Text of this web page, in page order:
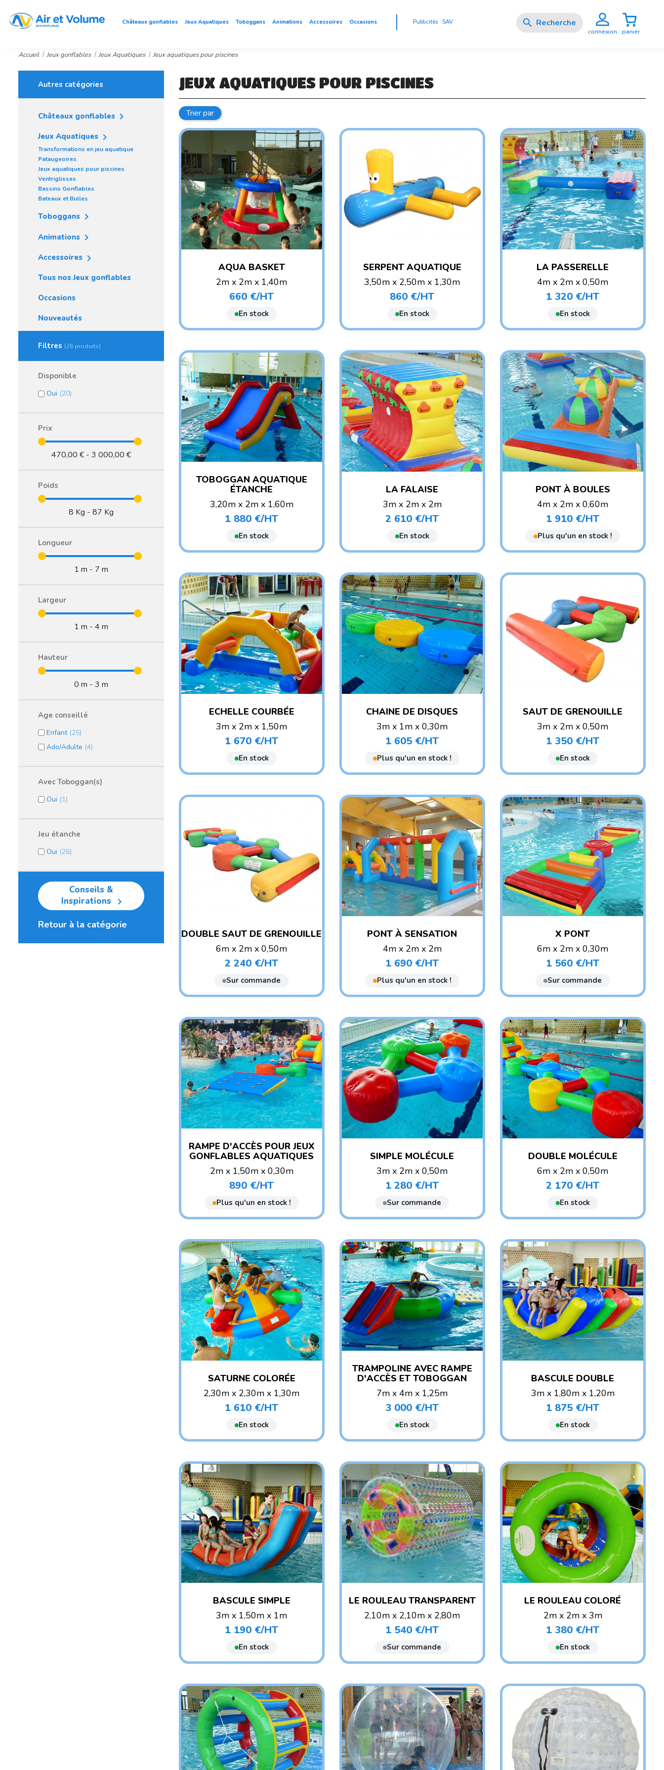
Châteaux gonflables Jeux Aquatiques Toboggans Animations Accessoires Occasions Publicités SAV 
connexion panier
Accueil Jeux gonflables Jeux Aquatiques Jeux aquatiques pour piscines
Autres catégories
Châteaux gonflables 
Jeux Aquatiques 
Transformations en jeu aquatique
Pataugeoires
Jeux aquatiques pour piscines
Ventriglisses
Bassins Gonflables
Bateaux et Bulles
Toboggans 
Animations 
Accessoires 
Tous nos Jeux gonflables
Occasions
Nouveautés
Filtres (26 produits)
Disponible
Oui (20)
Prix
470,00 € - 3 000,00 €
Poids
8 Kg - 87 Kg
Longueur
1 m - 7 m
Largeur
1 m - 4 m
Hauteur
0 m - 3 m
Age conseillé
Enfant (25)
Ado/Adulte (4)
Avec Toboggan(s)
Oui (1)
Jeu étanche
Oui (26)
Conseils &
Inspirations

Retour à la catégorie
JEUX AQUATIQUES POUR PISCINES
Trier par
AQUA BASKET
2m x 2m x 1,40m
POIDS : 20 KG
AGE CONSEILLÉ : ADO/ADULTE
AGE CONSEILLÉ : ENFANT
Prix
660 €/HT
En stock
SERPENT AQUATIQUE
3,50m x 2,50m x 1,30m
POIDS : 20 KG
AGE CONSEILLÉ : ENFANT
Prix
860 €/HT
En stock
LA PASSERELLE
4m x 2m x 0,50m
POIDS : 25 KG
AGE CONSEILLÉ : ENFANT
Prix
1 320 €/HT
En stock
TOBOGGAN AQUATIQUE
ÉTANCHE
3,20m x 2m x 1,60m
POIDS : 53 KG
AGE CONSEILLÉ : ENFANT
Prix
1 880 €/HT
En stock
LA FALAISE
3m x 2m x 2m
POIDS : 65 KG
AGE CONSEILLÉ : ENFANT
Prix
2 610 €/HT
En stock
PONT À BOULES
4m x 2m x 0,60m
POIDS : 35 KG
AGE CONSEILLÉ : ENFANT
Prix
1 910 €/HT
Plus qu'un en stock !
ECHELLE COURBÉE
3m x 2m x 1,50m
POIDS : 33 KG
AGE CONSEILLÉ : ENFANT
Prix
1 670 €/HT
En stock
CHAINE DE DISQUES
3m x 1m x 0,30m
POIDS : 25 KG
AGE CONSEILLÉ : ENFANT
Prix
1 605 €/HT
Plus qu'un en stock !
SAUT DE GRENOUILLE
3m x 2m x 0,50m
POIDS : 20 KG
AGE CONSEILLÉ : ENFANT
Prix
1 350 €/HT
En stock
DOUBLE SAUT DE GRENOUILLE
6m x 2m x 0,50m
POIDS : 35 KG
AGE CONSEILLÉ : ENFANT
Prix
2 240 €/HT
Sur commande
PONT À SENSATION
4m x 2m x 2m
POIDS : 35 KG
AGE CONSEILLÉ : ENFANT
Prix
1 690 €/HT
Plus qu'un en stock !
X PONT
6m x 2m x 0,30m
POIDS : 30 KG
AGE CONSEILLÉ : ENFANT
Prix
1 560 €/HT
Sur commande
RAMPE D'ACCÈS POUR JEUX
GONFLABLES AQUATIQUES
2m x 1,50m x 0,30m
POIDS : 20 KG
AGE CONSEILLÉ : ENFANT
Prix
890 €/HT
Plus qu'un en stock !
SIMPLE MOLÉCULE
3m x 2m x 0,50m
POIDS : 20 KG
AGE CONSEILLÉ : ENFANT
Prix
1 280 €/HT
Sur commande
DOUBLE MOLÉCULE
6m x 2m x 0,50m
POIDS : 35 KG
AGE CONSEILLÉ : ENFANT
Prix
2 170 €/HT
En stock
SATURNE COLORÉE
2,30m x 2,30m x 1,30m
POIDS : 26 KG
AGE CONSEILLÉ : ENFANT
Prix
1 610 €/HT
En stock
TRAMPOLINE AVEC RAMPE
D'ACCÈS ET TOBOGGAN
7m x 4m x 1,25m
POIDS : 87 KG
AGE CONSEILLÉ : ENFANT
AGE CONSEILLÉ : ADO/ADULTE
Prix
3 000 €/HT
En stock
BASCULE DOUBLE
3m x 1,80m x 1,20m
POIDS : 40 KG
AGE CONSEILLÉ : ENFANT
Prix
1 875 €/HT
En stock
BASCULE SIMPLE
3m x 1,50m x 1m
POIDS : 20 KG
AGE CONSEILLÉ : ENFANT
Prix
1 190 €/HT
En stock
LE ROULEAU TRANSPARENT
2,10m x 2,10m x 2,80m
POIDS : 70 KG
AGE CONSEILLÉ : ENFANT
Prix
1 540 €/HT
Sur commande
LE ROULEAU COLORÉ
2m x 2m x 3m
POIDS : 30 KG
AGE CONSEILLÉ : ENFANT
Prix
1 380 €/HT
En stock